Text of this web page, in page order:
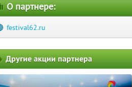
О партнере:
festival62.ru
Другие акции партнера